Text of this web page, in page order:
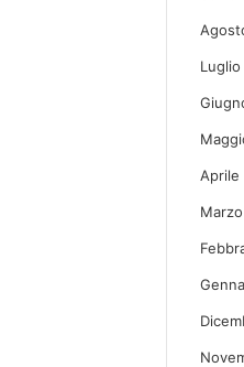
Luglio
Aprile